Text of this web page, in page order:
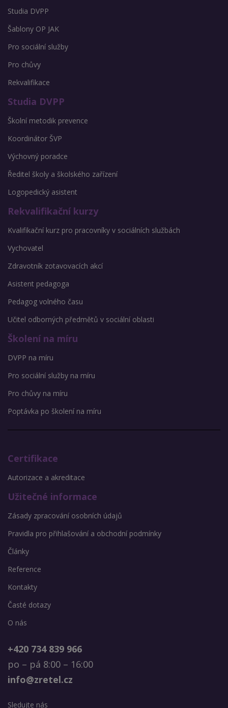
Studia DVPP
Šablony OP JAK
Pro sociální služby
Pro chůvy
Rekvalifikace
Studia DVPP
Školní metodik prevence
Koordinátor ŠVP
Výchovný poradce
Ředitel školy a školského zařízení
Logopedický asistent
Rekvalifikační kurzy
Kvalifikační kurz pro pracovníky v sociálních službách
Vychovatel
Zdravotník zotavovacích akcí
Asistent pedagoga
Pedagog volného času
Učitel odborných předmětů v sociální oblasti
Školení na míru
DVPP na míru
Pro sociální služby na míru
Pro chůvy na míru
Poptávka po školení na míru
Certifikace
Autorizace a akreditace
Užitečné informace
Zásady zpracování osobních údajů
Pravidla pro přihlašování a obchodní podmínky
Články
Reference
Kontakty
Časté dotazy
O nás
+420 734 839 966
po – pá 8:00 – 16:00
info@zretel.cz
Sledujte nás